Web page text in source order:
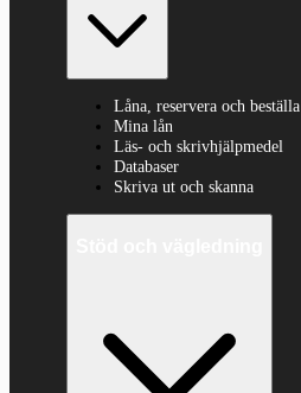
Låna, reservera och beställa
Mina lån
Läs- och skrivhjälpmedel
Databaser
Skriva ut och skanna